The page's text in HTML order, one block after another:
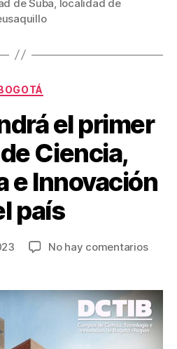
ar
de Suba, localidad de
Categorías
el primer
Ciencia,
e Innovación
país
No hay comentariosen
el